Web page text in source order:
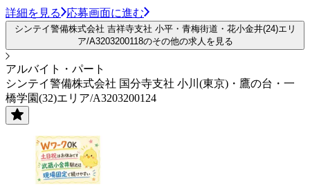
詳細を見る 応募画面に進む
シンテイ警備株式会社 吉祥寺支社 小平・青梅街道・花小金井(24)エリ
ア/A3203200118のその他の求人を見る
アルバイト・パート
シンテイ警備株式会社 国分寺支社 小川(東京)・鷹の台・一
橋学園(32)エリア/A3203200124